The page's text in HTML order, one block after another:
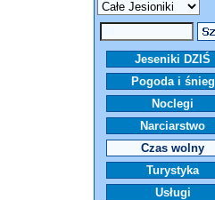
Jeseniki DZIŚ
Pogoda i śnieg
Noclegi
Narciarstwo
Czas wolny
Turystyka
Usługi